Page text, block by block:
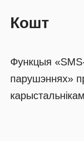
Кошт
Функцыя
парушэннях»